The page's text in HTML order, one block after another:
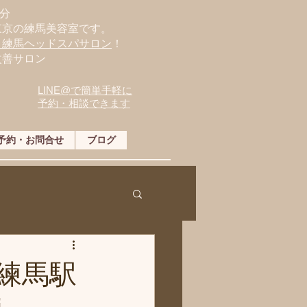
の練馬美容室です。
馬ヘッドスパサロン ！
サロン
LINE@で簡単手軽に
予約・相談できます
約・お問合せ ブログ
馬駅